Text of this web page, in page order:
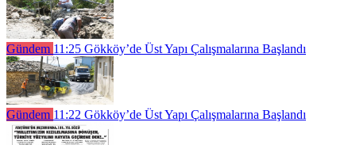
Gündem 11:25 Gökköy’de Üst Yapı Çalışmalarına Başlandı
Gündem 11:22 Gökköy’de Üst Yapı Çalışmalarına Başlandı